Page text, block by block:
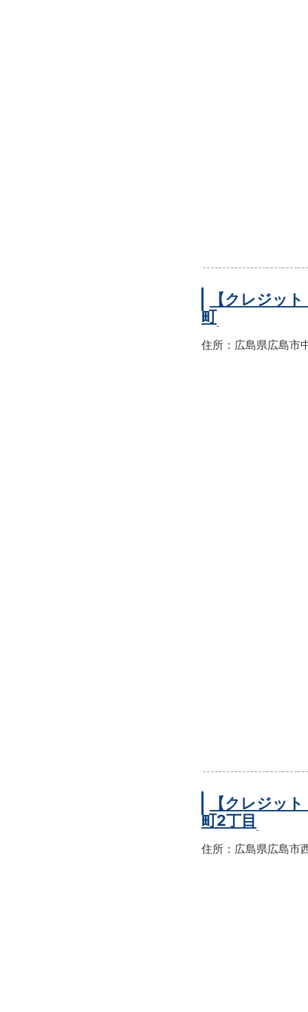
【クレジッ
町
住所：広島県広島市
【クレジッ
町2丁目
住所：広島県広島市